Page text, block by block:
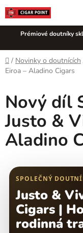
Přejít
na
obsah
Prémiové doutníky
Domů
/ Novinky o doutnících
Eiroa – Aladino Cigars
Nový díl
Justo &
Aladino
SPOLEČNÝ
Justo &
Cigars |
rodinná